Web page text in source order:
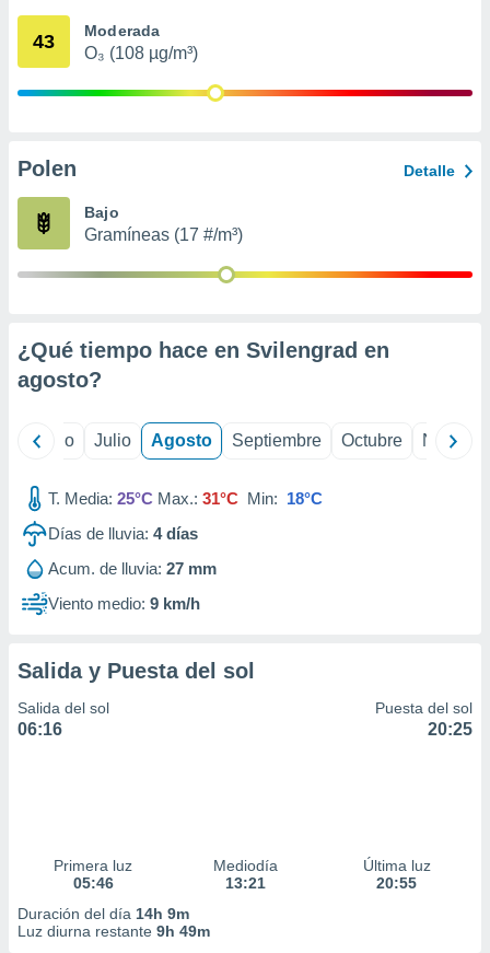
e
publicidad
1199
43 Moderada
O₃ (108 µg/m³)
Polen Detalle
Bajo
Gramíneas (17 #/m³)
¿Qué tiempo hace en Svilengrad en
agosto?
Junio Julio Agosto Septiembre Octubre
T. Media: 25°C Max.: 31°C Min: 18°C
Días de lluvia: 4días
Acum. de lluvia: 27 mm
Viento medio: 9 km/h
Salida y Puesta del sol
Salida del sol
06:16
Puesta del sol
20:25
Primera luz
05:46
Mediodía
13:21
Última luz
20:55
Duración del día 14h 9m
Luz diurna restante 9h 49m